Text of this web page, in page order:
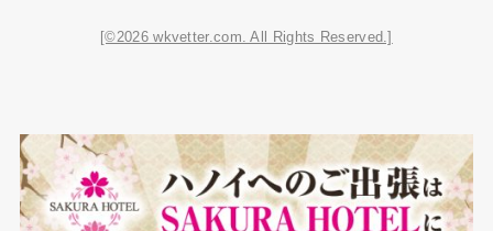
[©2026 wkvetter.com. All Rights Reserved.]